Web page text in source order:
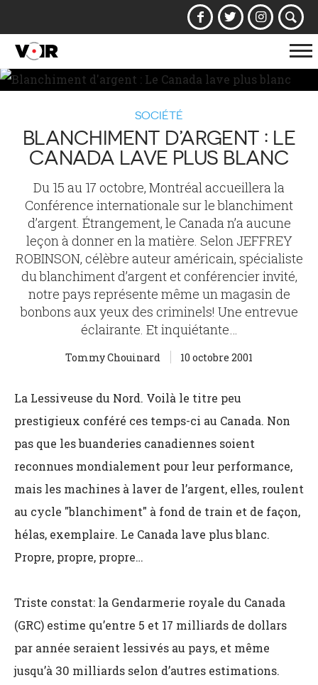
la
SOCIÉTÉ
BLANCHIMENT D’ARGENT : LE
CANADA LAVE PLUS BLANC
Du 15 au 17 octobre, Montréal accueillera la
Conférence internationale sur le blanchiment
d’argent. Étrangement, le Canada n’a aucune
leçon à donner en la matière. Selon JEFFREY
ROBINSON, célèbre auteur américain, spécialiste
du blanchiment d’argent et conférencier invité,
notre pays représente même un magasin de
bonbons aux yeux des criminels! Une entrevue
éclairante. Et inquiétante…
Tommy Chouinard 10 octobre 2001
La Lessiveuse du Nord. Voilà le titre peu
prestigieux conféré ces temps-ci au Canada. Non
pas que les buanderies canadiennes soient
reconnues mondialement pour leur performance,
mais les machines à laver de l’argent, elles, roulent
au cycle "blanchiment" à fond de train et de façon,
hélas, exemplaire. Le Canada lave plus blanc.
Propre, propre, propre…
Triste constat: la Gendarmerie royale du Canada
(GRC) estime qu’entre 5 et 17 milliards de dollars
par année seraient lessivés au pays, et même
jusqu’à 30 milliards selon d’autres estimations.